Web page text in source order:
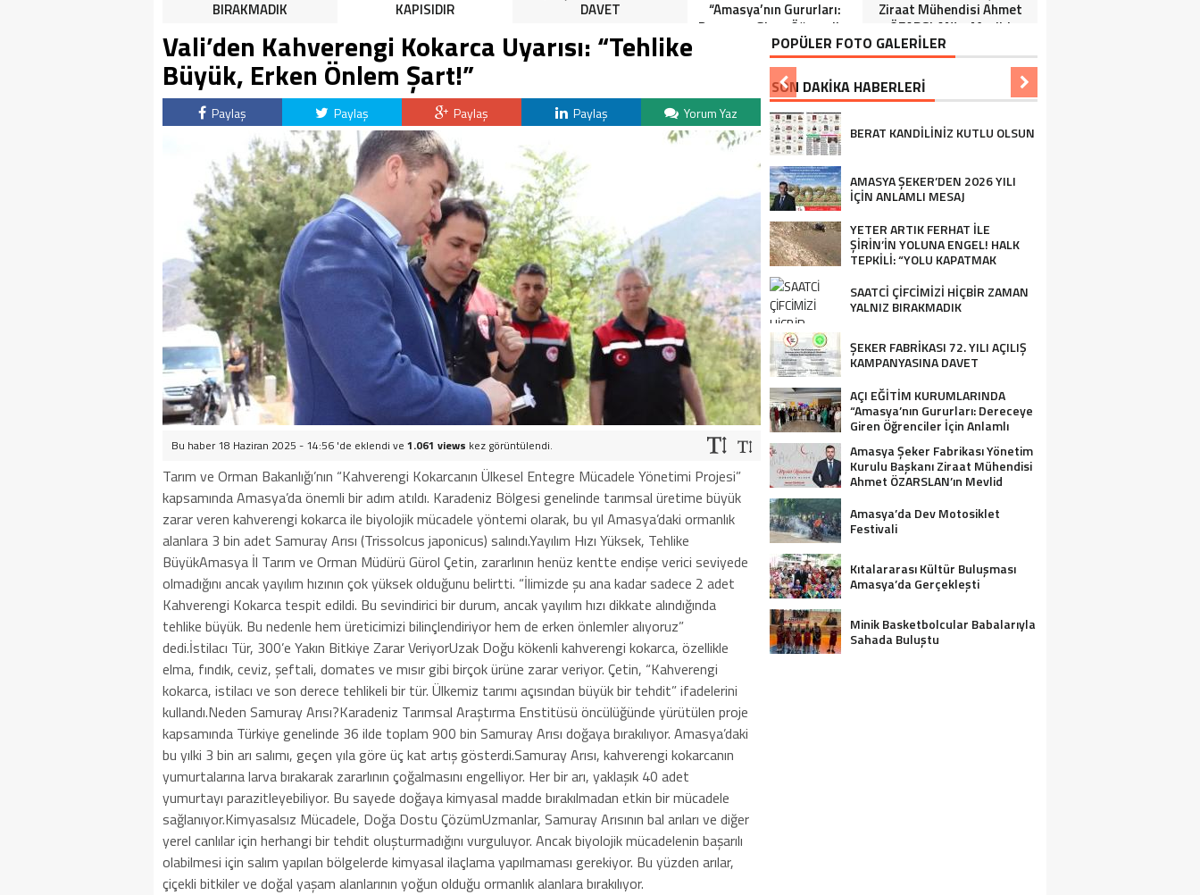
BIRAKMADIK
KAPISIDIR
DAVET
“Amasya’nın Gururları:
Dereceye Giren Öğrenciler
İçin Anlamlı Tören”
Ziraat Mühendisi Ahmet
ÖZARSLAN’ın Mevlid
Kandili Mesajı
Vali’den Kahverengi Kokarca Uyarısı: “Tehlike
Büyük, Erken Önlem Şart!”
Paylaş Paylaş Paylaş Paylaş Yorum Yaz
Bu haber 18 Haziran 2025 - 14:56 'de eklendi ve 1.061 views kez görüntülendi.
Tarım ve Orman Bakanlığı’nın “Kahverengi Kokarcanın Ülkesel Entegre Mücadele Yönetimi Projesi”
kapsamında Amasya’da önemli bir adım atıldı. Karadeniz Bölgesi genelinde tarımsal üretime büyük
zarar veren kahverengi kokarca ile biyolojik mücadele yöntemi olarak, bu yıl Amasya’daki ormanlık
alanlara 3 bin adet Samuray Arısı (Trissolcus japonicus) salındı.Yayılım Hızı Yüksek, Tehlike
BüyükAmasya İl Tarım ve Orman Müdürü Gürol Çetin, zararlının henüz kentte endişe verici seviyede
olmadığını ancak yayılım hızının çok yüksek olduğunu belirtti. “İlimizde şu ana kadar sadece 2 adet
Kahverengi Kokarca tespit edildi. Bu sevindirici bir durum, ancak yayılım hızı dikkate alındığında
tehlike büyük. Bu nedenle hem üreticimizi bilinçlendiriyor hem de erken önlemler alıyoruz”
dedi.İstilacı Tür, 300’e Yakın Bitkiye Zarar VeriyorUzak Doğu kökenli kahverengi kokarca, özellikle
elma, fındık, ceviz, şeftali, domates ve mısır gibi birçok ürüne zarar veriyor. Çetin, “Kahverengi
kokarca, istilacı ve son derece tehlikeli bir tür. Ülkemiz tarımı açısından büyük bir tehdit” ifadelerini
kullandı.Neden Samuray Arısı?Karadeniz Tarımsal Araştırma Enstitüsü öncülüğünde yürütülen proje
kapsamında Türkiye genelinde 36 ilde toplam 900 bin Samuray Arısı doğaya bırakılıyor. Amasya’daki
bu yılki 3 bin arı salımı, geçen yıla göre üç kat artış gösterdi.Samuray Arısı, kahverengi kokarcanın
yumurtalarına larva bırakarak zararlının çoğalmasını engelliyor. Her bir arı, yaklaşık 40 adet
yumurtayı parazitleyebiliyor. Bu sayede doğaya kimyasal madde bırakılmadan etkin bir mücadele
sağlanıyor.Kimyasalsız Mücadele, Doğa Dostu ÇözümUzmanlar, Samuray Arısının bal arıları ve diğer
yerel canlılar için herhangi bir tehdit oluşturmadığını vurguluyor. Ancak biyolojik mücadelenin başarılı
olabilmesi için salım yapılan bölgelerde kimyasal ilaçlama yapılmaması gerekiyor. Bu yüzden arılar,
çiçekli bitkiler ve doğal yaşam alanlarının yoğun olduğu ormanlık alanlara bırakılıyor.
POPÜLER FOTO GALERİLER
SON DAKİKA HABERLERİ
BERAT KANDİLİNİZ KUTLU OLSUN
AMASYA ŞEKER’DEN 2026 YILI
İÇİN ANLAMLI MESAJ
YETER ARTIK FERHAT İLE
ŞİRİN’İN YOLUNA ENGEL! HALK
TEPKİLİ: “YOLU KAPATMAK
SAATCİ ÇİFCİMİZİ HİÇBİR ZAMAN
YALNIZ BIRAKMADIK
ŞEKER FABRİKASI 72. YILI AÇILIŞ
KAMPANYASINA DAVET
AÇI EĞİTİM KURUMLARINDA
“Amasya’nın Gururları: Dereceye
Giren Öğrenciler İçin Anlamlı
Amasya Şeker Fabrikası Yönetim
Kurulu Başkanı Ziraat Mühendisi
Ahmet ÖZARSLAN’ın Mevlid
Amasya’da Dev Motosiklet
Festivali
Kıtalararası Kültür Buluşması
Amasya’da Gerçekleşti
Minik Basketbolcular Babalarıyla
Sahada Buluştu